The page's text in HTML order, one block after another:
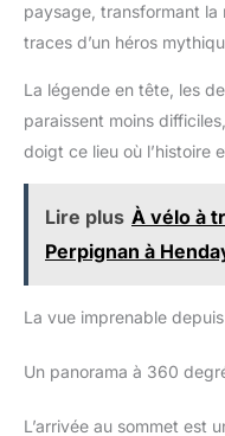
paysage, transformant la
traces d’un héros
La légende en tête, les
paraissent moins
doigt ce lieu où l’histoire
Lire plus À vélo à
Perpignan à
La vue imprenable
Un panorama à 360
L’arrivée au sommet est